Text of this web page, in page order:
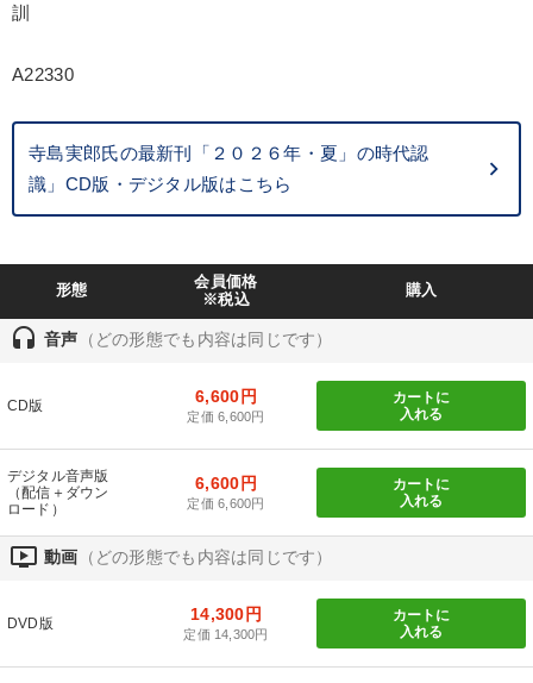
ondemand_video 経営音声・動画を探す
カテゴリー
148回夏季大会 【4月】音声・映像
営業・社員研修
全国経営者セミナー収録〈売れ筋・人気ランキング〉＆新刊・好
評講話
タル版（音声／動画ストリーミング・ダウンロード）
2025年夏季全国経営者セミナー収録講演ＣＤ・講演ＤＶＤ・デジ
タル版（音声／動画ストリーミング・ダウンロード）
訓
A22330
寺島実郎氏の最新刊「２０２６年・夏」の時代認
識」CD版・デジタル版はこちら
形態
会員価格
※税込
購入
headset 音声 （どの形態でも内容は同じです）
CD版 6,600円
定価 6,600円
カートに
入れる
デジタル音声版
（配信＋ダウン
ロード）
6,600円
定価 6,600円
カートに
入れる
ondemand_video 動画 （どの形態でも内容は同じです）
DVD版 14,300円
定価 14,300円
カートに
入れる